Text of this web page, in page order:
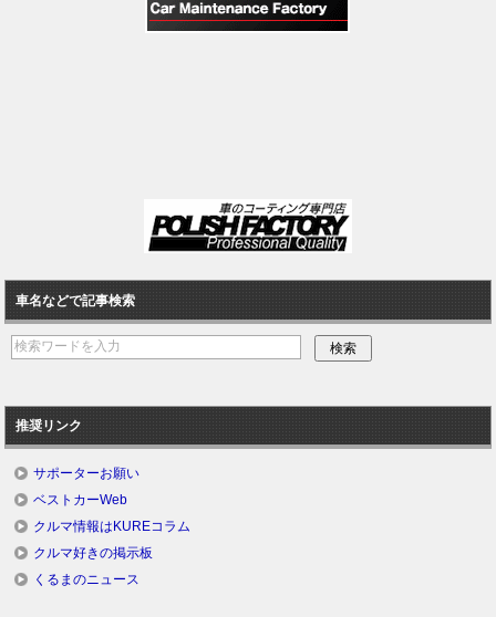
車名などで記事検索
推奨リンク
サポーターお願い
ベストカーWeb
クルマ情報はKUREコラム
クルマ好きの掲示板
くるまのニュース